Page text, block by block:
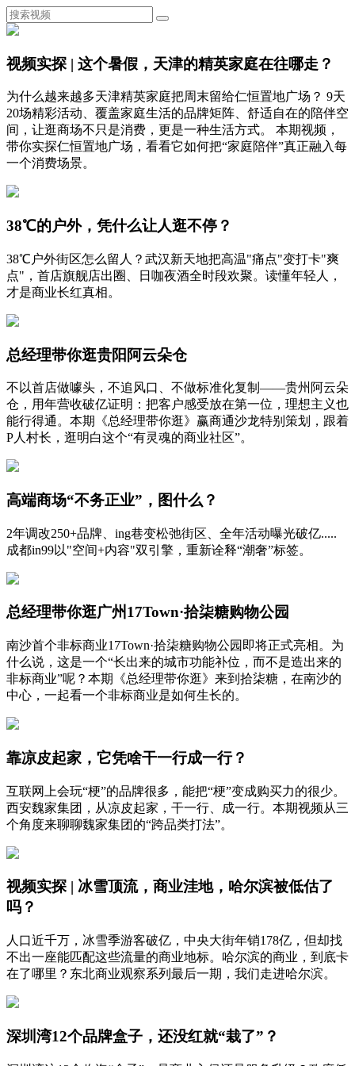
视频实探 | 这个暑假，天津的精英家庭在往哪走？
为什么越来越多天津精英家庭把周末留给仁恒置地广场？ 9天
20场精彩活动、覆盖家庭生活的品牌矩阵、舒适自在的陪伴空
间，让逛商场不只是消费，更是一种生活方式。 本期视频，
带你实探仁恒置地广场，看看它如何把“家庭陪伴”真正融入每
一个消费场景。
38℃的户外，凭什么让人逛不停？
38℃户外街区怎么留人？武汉新天地把高温"痛点"变打卡"爽
点"，首店旗舰店出圈、日咖夜酒全时段欢聚。读懂年轻人，
才是商业长红真相。
总经理带你逛贵阳阿云朵仓
不以首店做噱头，不追风口、不做标准化复制——贵州阿云朵
仓，用年营收破亿证明：把客户感受放在第一位，理想主义也
能行得通。本期《总经理带你逛》赢商通沙龙特别策划，跟着
P人村长，逛明白这个“有灵魂的商业社区”。
高端商场“不务正业”，图什么？
2年调改250+品牌、ing巷变松弛街区、全年活动曝光破亿.....
成都in99以"空间+内容"双引擎，重新诠释“潮奢”标签。
总经理带你逛广州17Town·拾柒糖购物公园
南沙首个非标商业17Town·拾柒糖购物公园即将正式亮相。为
什么说，这是一个“长出来的城市功能补位，而不是造出来的
非标商业”呢？本期《总经理带你逛》来到拾柒糖，在南沙的
中心，一起看一个非标商业是如何生长的。
靠凉皮起家，它凭啥干一行成一行？
互联网上会玩“梗”的品牌很多，能把“梗”变成购买力的很少。
西安魏家集团，从凉皮起家，干一行、成一行。本期视频从三
个角度来聊聊魏家集团的“跨品类打法”。
视频实探 | 冰雪顶流，商业洼地，哈尔滨被低估了
吗？
人口近千万，冰雪季游客破亿，中央大街年销178亿，但却找
不出一座能匹配这些流量的商业地标。哈尔滨的商业，到底卡
在了哪里？东北商业观察系列最后一期，我们走进哈尔滨。
深圳湾12个品牌盒子，还没红就“栽了”？